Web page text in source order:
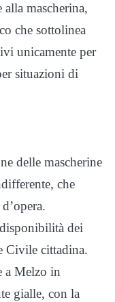
mascherina,
che sottolinea
unicamente per
situazioni di
delle mascherine
che
dei
Civile cittadina.
a Melzo in
gialle, con la